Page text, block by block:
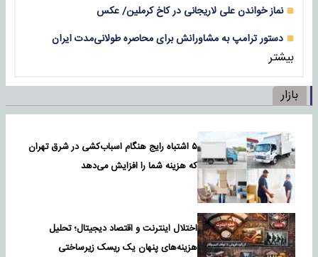
نماز خواندن علی لاریجانی در کاخ کرملین/ عکس
دستور ترامپ به مشاورانش برای محاصره طولانی‌مدت ایران
بیشتر
بازار
۵ اشتباه رایج هنگام اسباب‌کشی در شرق تهران
که هزینه شما را افزایش می‌دهد
اختلال اینترنت و اقتصاد دیجیتال؛ تحلیل
هزینه‌های پنهان یک ریسک زیرساختی